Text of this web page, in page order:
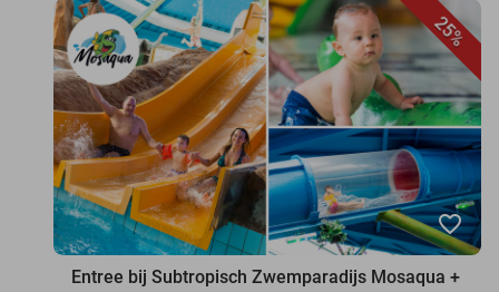
25%
favorite_border
Entree bij Subtropisch Zwemparadijs Mosaqua +